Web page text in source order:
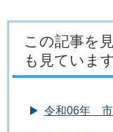
この記事を
も見ていま
令和06年 市